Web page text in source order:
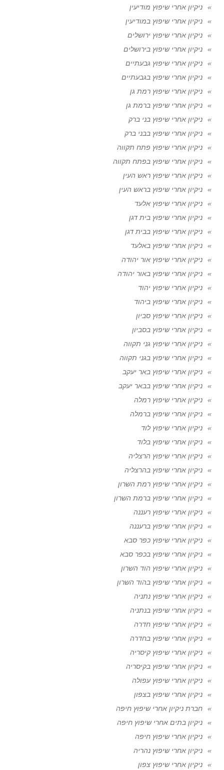
ניקיון אחרי שיפוץ מודיעין
ניקיון אחרי שיפוץ במודיעין
ניקיון אחרי שיפוץ ירושלים
ניקיון אחרי שיפוץ בירושלים
ניקיון אחרי שיפוץ גבעתיים
ניקיון אחרי שיפוץ בגבעתיים
ניקיון אחרי שיפוץ רמת גן
ניקיון אחרי שיפוץ ברמת גן
ניקיון אחרי שיפוץ בני ברק
ניקיון אחרי שיפוץ בבני ברק
ניקיון אחרי שיפוץ פתח תקווה
ניקיון אחרי שיפוץ בפתח תקווה
ניקיון אחרי שיפוץ ראש העין
ניקיון אחרי שיפוץ בראש העין
ניקיון אחרי שיפוץ אלעד
ניקיון אחרי שיפוץ בית דגן
ניקיון אחרי שיפוץ בבית דגן
ניקיון אחרי שיפוץ באלעד
ניקיון אחרי שיפוץ אור יהודה
ניקיון אחרי שיפוץ באור יהודה
ניקיון אחרי שיפוץ יהוד
ניקיון אחרי שיפוץ ביהוד
ניקיון אחרי שיפוץ סביון
ניקיון אחרי שיפוץ בסביון
ניקיון אחרי שיפוץ גני תקווה
ניקיון אחרי שיפוץ בגני תקווה
ניקיון אחרי שיפוץ באר יעקב
ניקיון אחרי שיפוץ בבאר יעקב
ניקיון אחרי שיפוץ רמלה
ניקיון אחרי שיפוץ ברמלה
ניקיון אחרי שיפוץ לוד
ניקיון אחרי שיפוץ בלוד
ניקיון אחרי שיפוץ הרצליה
ניקיון אחרי שיפוץ בהרצליה
ניקיון אחרי שיפוץ רמת השרון
ניקיון אחרי שיפוץ ברמת השרון
ניקיון אחרי שיפוץ רעננה
ניקיון אחרי שיפוץ ברעננה
ניקיון אחרי שיפוץ כפר סבא
ניקיון אחרי שיפוץ בכפר סבא
ניקיון אחרי שיפוץ הוד השרון
ניקיון אחרי שיפוץ בהוד השרון
ניקיון אחרי שיפוץ נתניה
ניקיון אחרי שיפוץ בנתניה
ניקיון אחרי שיפוץ חדרה
ניקיון אחרי שיפוץ בחדרה
ניקיון אחרי שיפוץ קיסריה
ניקיון אחרי שיפוץ בקיסריה
ניקיון אחרי שיפוץ עפולה
ניקיון אחרי שיפוץ בצפון
חברת ניקיון אחרי שיפוץ חיפה
ניקיון בתים אחרי שיפוץ חיפה
ניקיון אחרי שיפוץ חיפה
ניקיון אחרי שיפוץ נהריה
ניקיון אחרי שיפוץ צפון